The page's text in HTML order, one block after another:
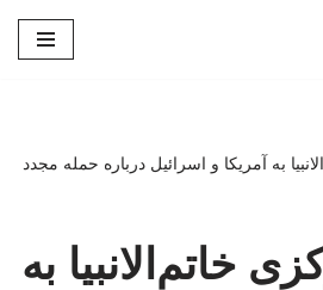
به آمریکا و اسرائیل درباره حمله مجدد
خاتم‌الانبیا به